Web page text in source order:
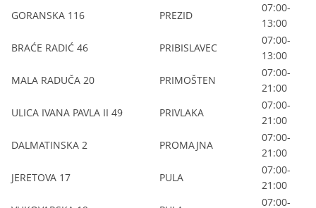
GORANSKA 116
PREZID
07:00-
13:00
BRAĆE RADIĆ 46
PRIBISLAVEC
07:00-
13:00
MALA RADUČA 20
PRIMOŠTEN
07:00-
21:00
ULICA IVANA PAVLA II 49
PRIVLAKA
07:00-
21:00
DALMATINSKA 2
PROMAJNA
07:00-
21:00
JERETOVA 17
PULA
07:00-
21:00
07:00-